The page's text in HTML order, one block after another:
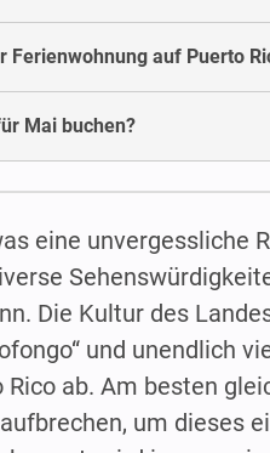
auf Puerto
Mai buchen?
eine unvergessliche
Die Kultur des
und unendlich
ab. Am besten
um dieses